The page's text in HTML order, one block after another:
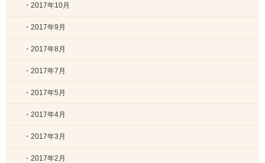
・2017年10月
・2017年9月
・2017年8月
・2017年7月
・2017年5月
・2017年4月
・2017年3月
・2017年2月